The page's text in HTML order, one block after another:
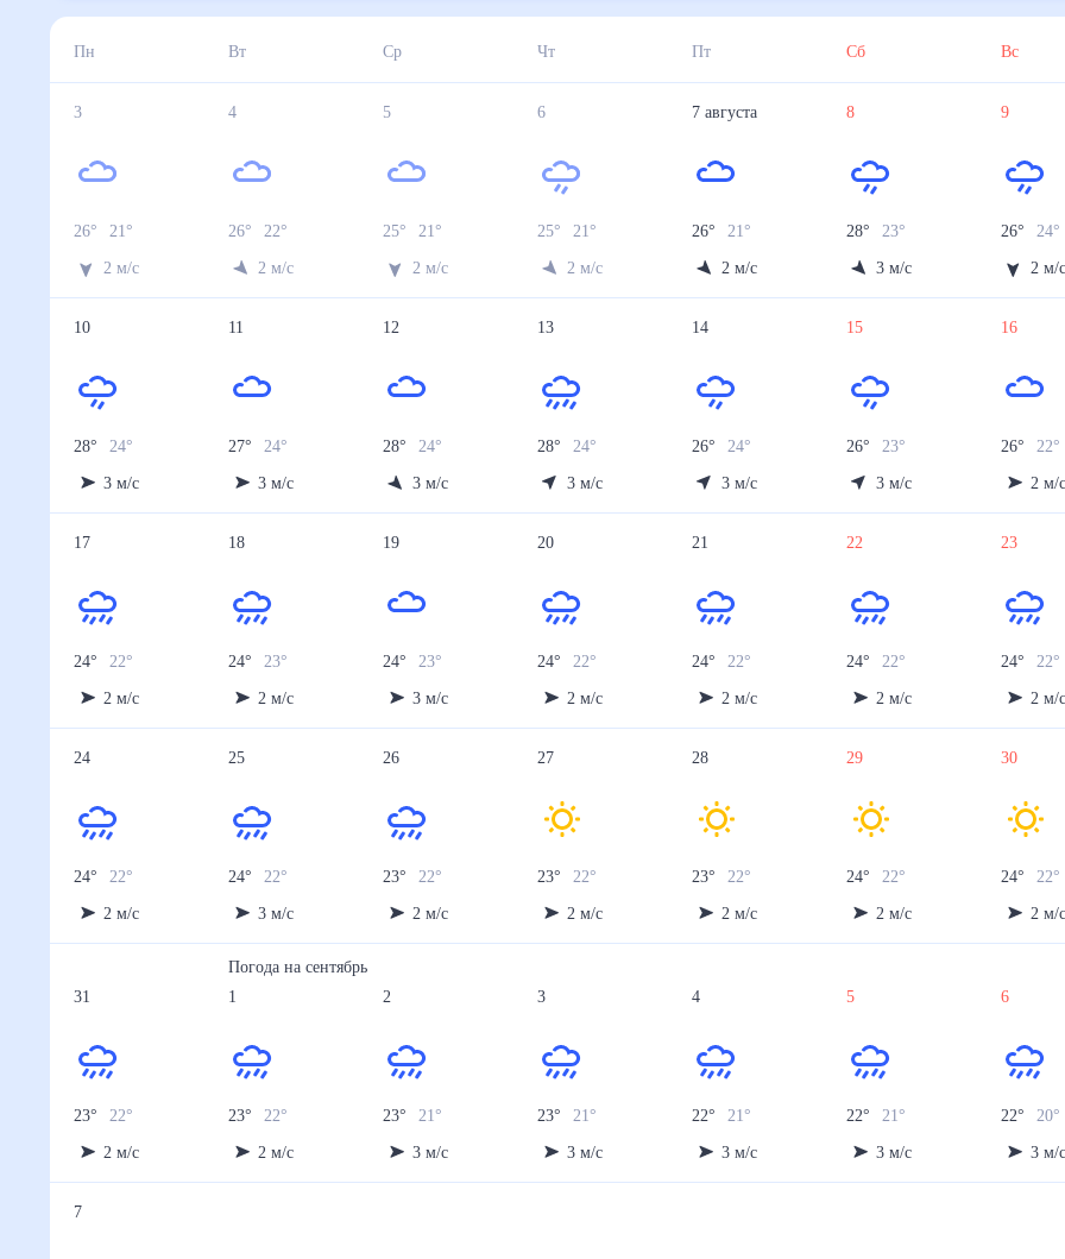
Пн Вт Ср Чт Пт Сб Вс
3
26° 21°
2 м/с
4
26° 22
2 м/с
5
25° 21°
2 м/с
6
25° 21°
2 м/с
7 августа
26° 21°
2 м/с
8
28° 23
3 м/с
9
26° 24
2 м/
10
28° 24
3 м/с
11
27° 24
3 м/с
12
28° 24
3 м/с
13
28° 24
3 м/с
14
26° 24
3 м/с
15
26° 23
3 м/с
16
26° 22
2 м/
17
24° 22
2 м/с
18
24° 23
2 м/с
19
24° 23
3 м/с
20
24° 22
2 м/с
21
24° 22
2 м/с
22
24° 22
2 м/с
23
24° 22
2 м/
24
24° 22
2 м/с
25
24° 22
3 м/с
26
23° 22°
2 м/с
27
23° 22°
2 м/с
28
23° 22°
2 м/с
29
24° 22
2 м/с
30
24° 22
2 м/
31
23° 22°
2 м/с
Погода насентябрь
1
23° 22°
2 м/с
2
23° 21°
3 м/с
3
23° 21°
3 м/с
4
22° 21°
3 м/с
5
22° 21°
3 м/с
6
22° 20
3 м/
7